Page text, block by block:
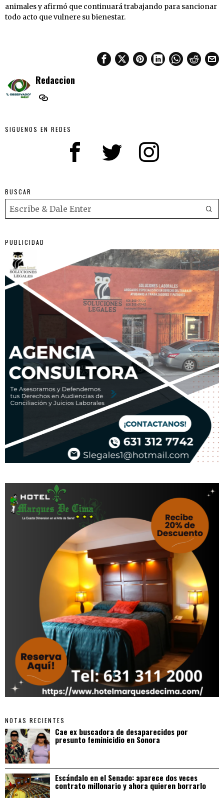
animales y afirmó que continuará trabajando para sancionar
todo acto que vulnere su bienestar.
Redaccion
SIGUENOS EN REDES
BUSCAR
PUBLICIDAD
NOTAS RECIENTES
Cae ex buscadora de desaparecidos por
presunto feminicidio en Sonora
Escándalo en el Senado: aparece dos veces
contrato millonario y ahora quieren borrarlo